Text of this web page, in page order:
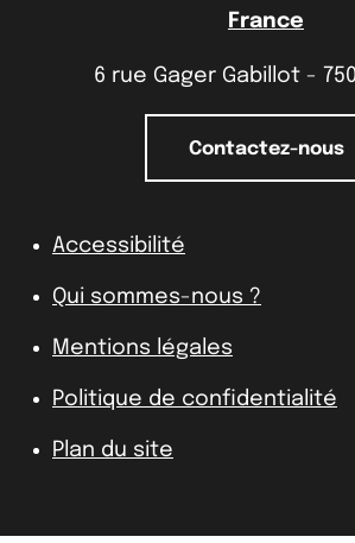
France
6 rue Gager Gabillot -
Contactez-nous
Accessibilité
Qui sommes-nous ?
Mentions légales
Politique de confidentialité
Plan du site